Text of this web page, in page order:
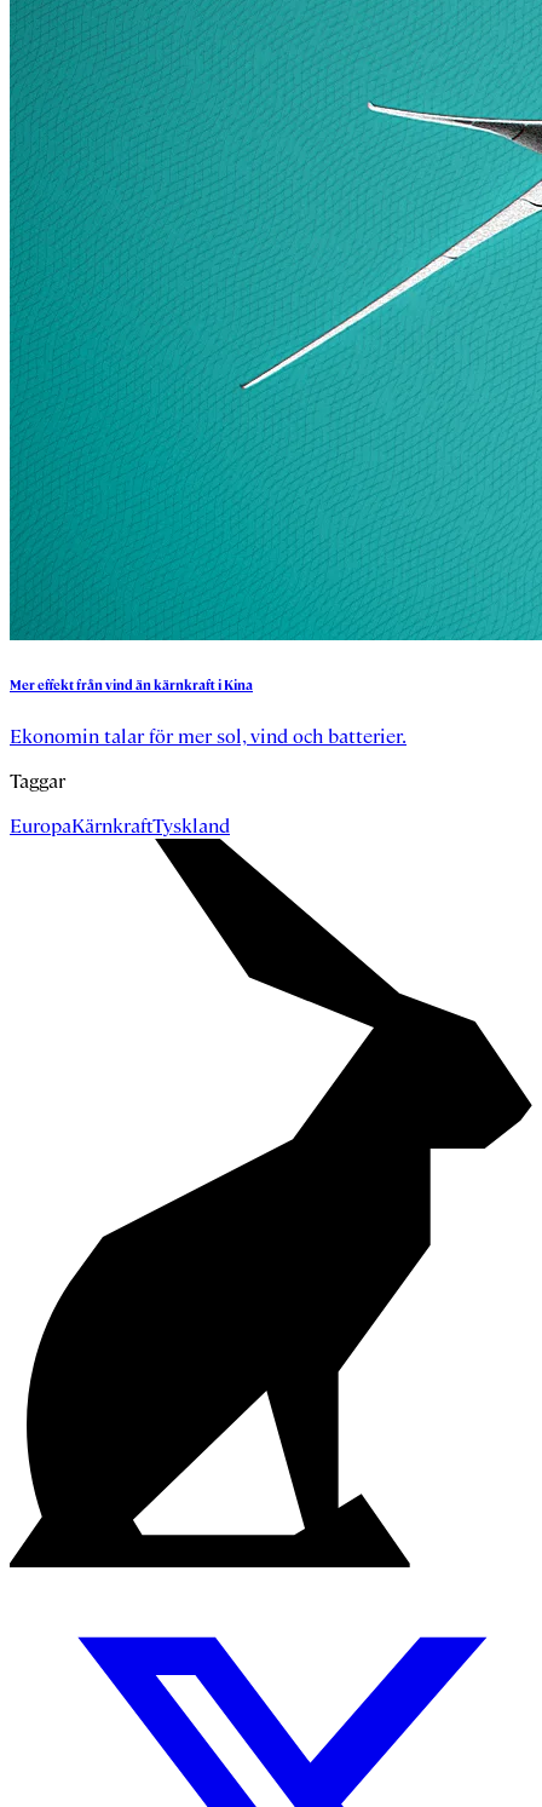
MereffektfrånvindänkärnkraftiKina
Ekonomin talar för mer sol, vind och batterier.
Taggar
EuropaKärnkraftTyskland